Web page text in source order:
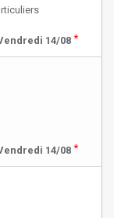
14/08 *
14/08 *